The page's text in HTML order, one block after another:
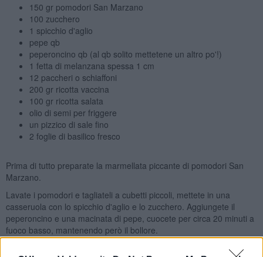
150 gr pomodori San Marzano
100 zucchero
1 spicchio d'aglio
pepe qb
peperoncino qb (al qb solito mettetene un altro po'!)
1 fetta di melanzana spessa 1 cm
12 paccheri o schiaffoni
200 gr ricotta vaccina
100 gr ricotta salata
olio di semi per friggere
un pizzico di sale fino
2 foglie di basilico fresco
Prima di tutto preparate la marmellata piccante di pomodori San
Marzano.
Lavate i pomodori e tagliateli a cubetti piccoli, mettete in una
casseruola con lo spicchio d'aglio e lo zucchero. Aggiungete il
peperoncino e una macinata di pepe, cuocete per circa 20 minuti a
fuoco basso, mantenendo però il bollore.